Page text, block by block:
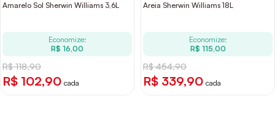
Amarelo Sol Sherwin Williams 3,6L
Economize:
R$ 16,00
R$ 118,90
R$ 102,90 cada
Areia Sherwin Williams 18L
Economize:
R$ 115,00
R$ 454,90
R$ 339,90 cada